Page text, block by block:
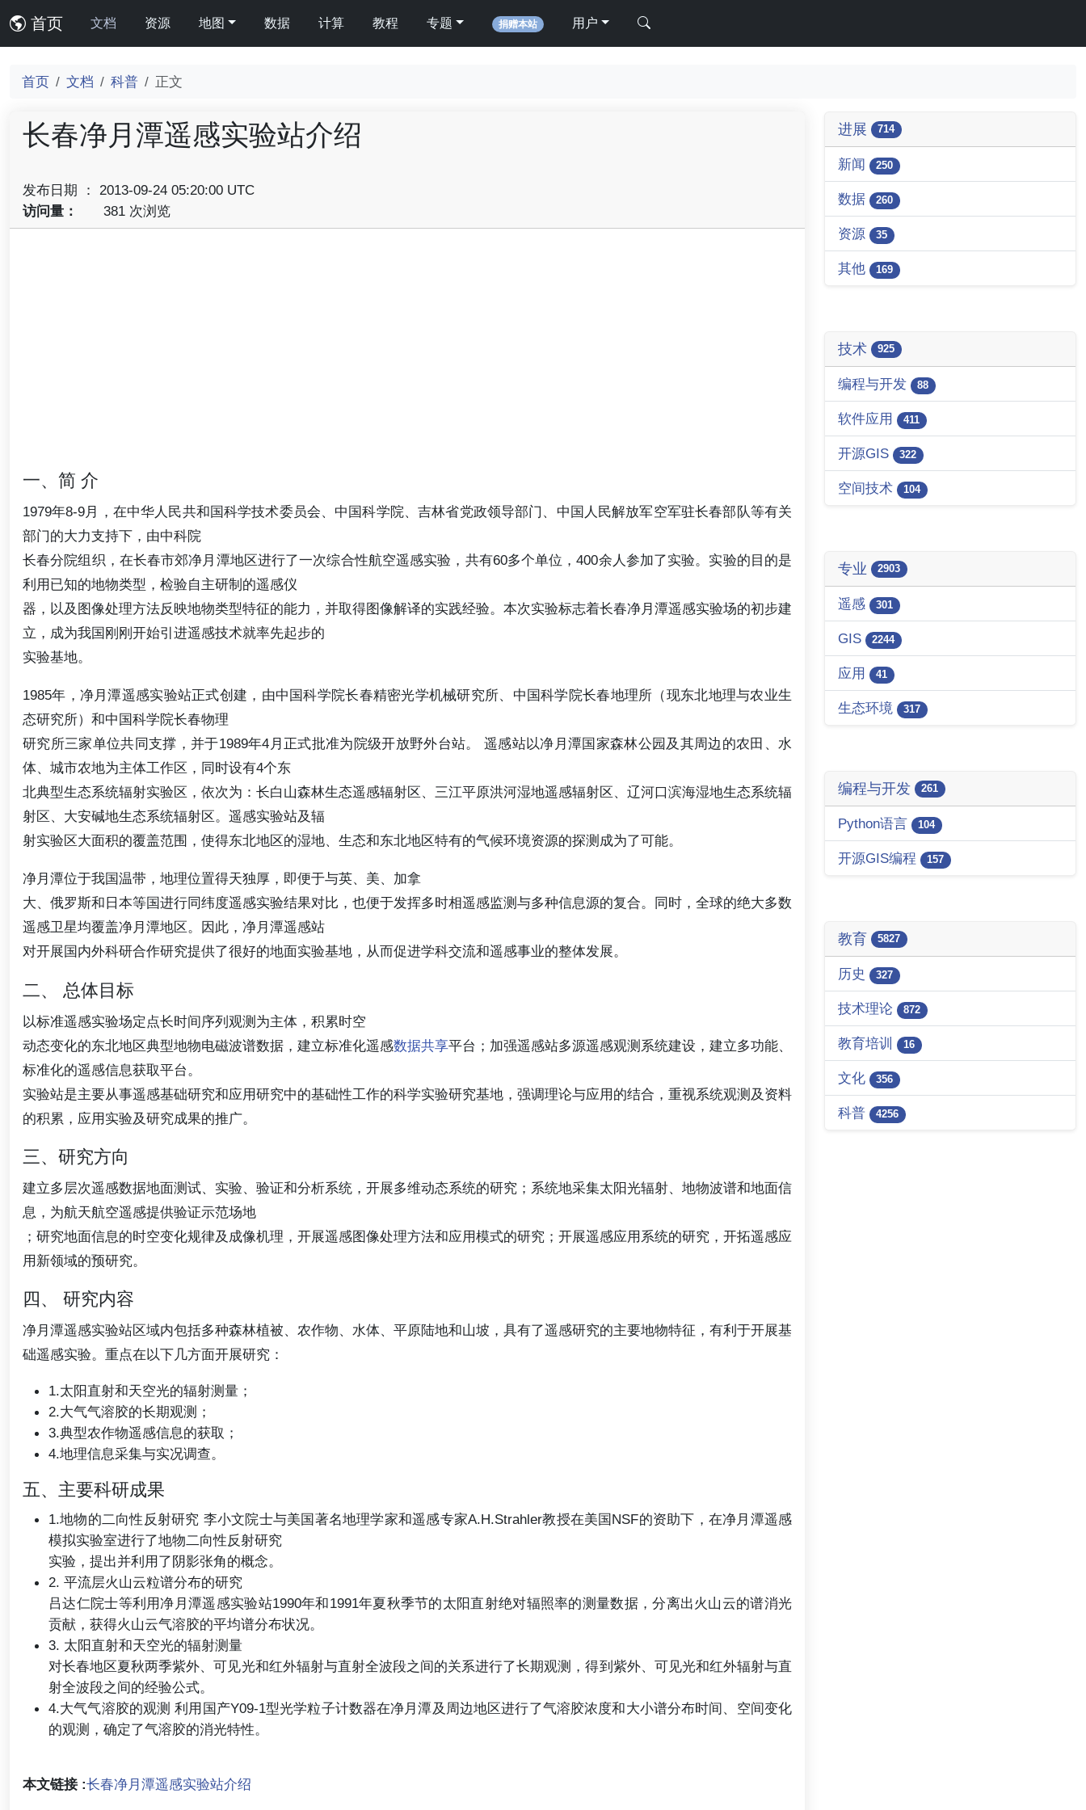
首页 文档 资源 地图 数据 计算 教程 专题 捐赠本站 用户
首页 文档 科普 正文
长春净月潭遥感实验站介绍
发布日期 ： 2013-09-24 05:20:00 UTC
访问量：
381 次浏览
一、简 介
1979年8-9月，在中华人民共和国科学技术委员会、中国科学院、吉林省党政领导部门、中国人民解放军空军驻长春部队等有关
部门的大力支持下，由中科院
长春分院组织，在长春市郊净月潭地区进行了一次综合性航空遥感实验，共有60多个单位，400余人参加了实验。实验的目的是
利用已知的地物类型，检验自主研制的遥感仪
器，以及图像处理方法反映地物类型特征的能力，并取得图像解译的实践经验。本次实验标志着长春净月潭遥感实验场的初步建
立，成为我国刚刚开始引进遥感技术就率先起步的
实验基地。
1985年，净月潭遥感实验站正式创建，由中国科学院长春精密光学机械研究所、中国科学院长春地理所（现东北地理与农业生
态研究所）和中国科学院长春物理
研究所三家单位共同支撑，并于1989年4月正式批准为院级开放野外台站。 遥感站以净月潭国家森林公园及其周边的农田、水
体、城市农地为主体工作区，同时设有4个东
北典型生态系统辐射实验区，依次为：长白山森林生态遥感辐射区、三江平原洪河湿地遥感辐射区、辽河口滨海湿地生态系统辐
射区、大安碱地生态系统辐射区。遥感实验站及辐
射实验区大面积的覆盖范围，使得东北地区的湿地、生态和东北地区特有的气候环境资源的探测成为了可能。
净月潭位于我国温带，地理位置得天独厚，即便于与英、美、加拿
大、俄罗斯和日本等国进行同纬度遥感实验结果对比，也便于发挥多时相遥感监测与多种信息源的复合。同时，全球的绝大多数
遥感卫星均覆盖净月潭地区。因此，净月潭遥感站
对开展国内外科研合作研究提供了很好的地面实验基地，从而促进学科交流和遥感事业的整体发展。
二、 总体目标
以标准遥感实验场定点长时间序列观测为主体，积累时空
动态变化的东北地区典型地物电磁波谱数据，建立标准化遥感数据共享平台；加强遥感站多源遥感观测系统建设，建立多功能、
标准化的遥感信息获取平台。
实验站是主要从事遥感基础研究和应用研究中的基础性工作的科学实验研究基地，强调理论与应用的结合，重视系统观测及资料
的积累，应用实验及研究成果的推广。
三、研究方向
建立多层次遥感数据地面测试、实验、验证和分析系统，开展多维动态系统的研究；系统地采集太阳光辐射、地物波谱和地面信
息，为航天航空遥感提供验证示范场地
；研究地面信息的时空变化规律及成像机理，开展遥感图像处理方法和应用模式的研究；开展遥感应用系统的研究，开拓遥感应
用新领域的预研究。
四、 研究内容
净月潭遥感实验站区域内包括多种森林植被、农作物、水体、平原陆地和山坡，具有了遥感研究的主要地物特征，有利于开展基
础遥感实验。重点在以下几方面开展研究：
1.太阳直射和天空光的辐射测量；
2.大气气溶胶的长期观测；
3.典型农作物遥感信息的获取；
4.地理信息采集与实况调查。
五、主要科研成果
1.地物的二向性反射研究 李小文院士与美国著名地理学家和遥感专家A.H.Strahler教授在美国NSF的资助下，在净月潭遥感
模拟实验室进行了地物二向性反射研究
实验，提出并利用了阴影张角的概念。
2. 平流层火山云粒谱分布的研究
吕达仁院士等利用净月潭遥感实验站1990年和1991年夏秋季节的太阳直射绝对辐照率的测量数据，分离出火山云的谱消光
贡献，获得火山云气溶胶的平均谱分布状况。
3. 太阳直射和天空光的辐射测量
对长春地区夏秋两季紫外、可见光和红外辐射与直射全波段之间的关系进行了长期观测，得到紫外、可见光和红外辐射与直
射全波段之间的经验公式。
4.大气气溶胶的观测 利用国产Y09-1型光学粒子计数器在净月潭及周边地区进行了气溶胶浓度和大小谱分布时间、空间变化
的观测，确定了气溶胶的消光特性。
本文链接 :长春净月潭遥感实验站介绍
进展 714
新闻 250
数据 260
资源 35
其他 169
技术 925
编程与开发 88
软件应用 411
开源GIS 322
空间技术 104
专业 2903
遥感 301
GIS 2244
应用 41
生态环境 317
编程与开发 261
Python语言 104
开源GIS编程 157
教育 5827
历史 327
技术理论 872
教育培训 16
文化 356
科普 4256